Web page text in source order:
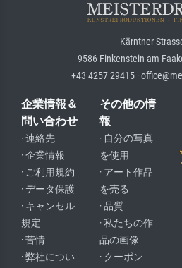
Kärntner
9586 Finkenstein am
+43 4257 29415 ·
企業情報＆
問い合わせ
· 連絡先
· 企業情報
· ご利用規約
· データ保護
· キャンセル
規定
· 苦情
· 弊社につい
その他の情
報
· 自分の写真
を使用
· アート作品
を売る
· 品質
· 私たちの作
品の画像
· クーポン